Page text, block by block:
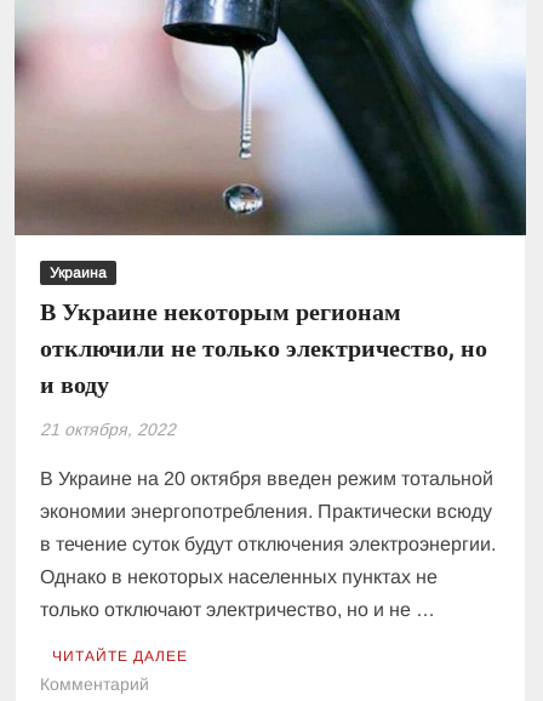
пиковые
часы
Украина
В Украине некоторым регионам
отключили не только электричество, но
и воду
21 октября, 2022
В Украине на 20 октября введен режим тотальной
экономии энергопотребления. Практически всюду
в течение суток будут отключения электроэнергии.
Однако в некоторых населенных пунктах не
только отключают электричество, но и не …
ЧИТАЙТЕ ДАЛЕЕ
Комментарий